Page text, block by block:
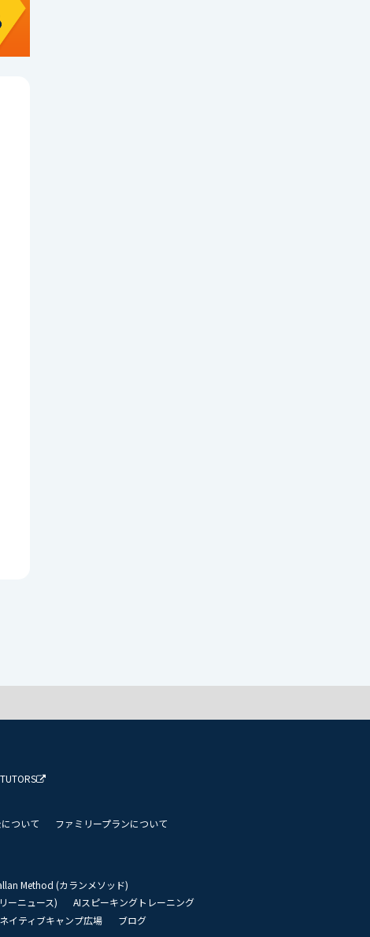
ついて
ファミリープランについて
Method (カランメソッド)
ーニュース)
AIスピーキングトレーニング
ネイティブキャンプ広場
ブログ